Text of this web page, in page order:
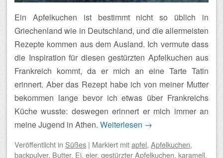
Ein Apfelkuchen ist bestimmt nicht so üblich in
Griechenland wie in Deutschland, und die allermeisten
Rezepte kommen aus dem Ausland. Ich vermute dass
die Inspiration für diesen gestürzten Apfelkuchen aus
Frankreich kommt, da er mich an eine Tarte Tatin
erinnert. Aber das Rezept habe ich von meiner Mutter
bekommen lange bevor ich etwas über Frankreichs
Küche wusste: deswegen erinnert er mich immer an
meine Jugend in Athen. Weiterlesen →
Veröffentlicht in Süßes | Markiert mitapfel, Apfelkuchen,
backpulver, Butter, Ei, eier, gestürzter Apfelkuchen, karamell,